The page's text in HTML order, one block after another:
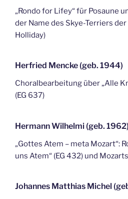
„Rondo for Lifey“ für Posaune
der Name des Skye-Terriers
Holliday)
Herfried Mencke (geb. 1944)
Choralbearbeitung über „Alle
(EG 637)
Hermann Wilhelmi (geb. 1962)
„Gottes Atem – meta Mozart“:
uns Atem“ (EG 432) und
Johannes Matthias Michel